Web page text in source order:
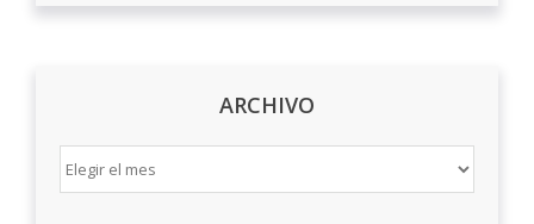
ARCHIVO